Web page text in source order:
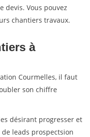
devis. Vous pouvez
chantiers travaux.
à
Courmelles, il faut
son chiffre
désirant progresser et
leads prospectsion